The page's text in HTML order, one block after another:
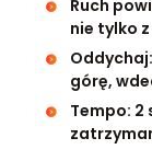
Ruch
nie tylko
górę,
Tempo: 2